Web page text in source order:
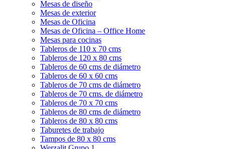
Mesas de diseño
Mesas de exterior
Mesas de Oficina
Mesas de Oficina – Office Home
Mesas para cocinas
Tableros de 110 x 70 cms
Tableros de 120 x 80 cms
Tableros de 60 cms de diámetro
Tableros de 60 x 60 cms
Tableros de 70 cms de diámetro
Tableros de 70 cms. de diámetro
Tableros de 70 x 70 cms
Tableros de 80 cms de diámetro
Tableros de 80 x 80 cms
Taburetes de trabajo
Tampos de 80 x 80 cms